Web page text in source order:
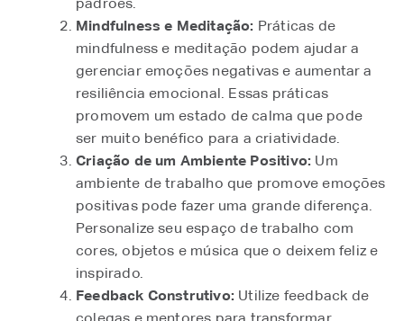
Mindfulness e Meditação: Práticas de
mindfulness e meditação podem ajudar a
gerenciar emoções negativas e aumentar a
resiliência emocional. Essas práticas
promovem um estado de calma que pode
ser muito benéfico para a criatividade.
Criação de um Ambiente Positivo: Um
ambiente de trabalho que promove emoções
positivas pode fazer uma grande diferença.
Personalize seu espaço de trabalho com
cores, objetos e música que o deixem feliz e
inspirado.
Feedback Construtivo: Utilize feedback de